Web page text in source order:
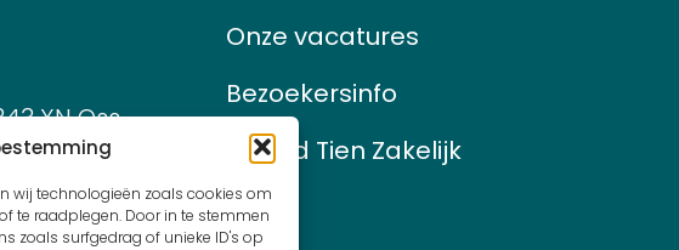
wij technologieën zoals cookies om
te raadplegen. Door in te stemmen
zoals surfgedrag of unieke ID's op
XN Oss
Onze vacatures
Bezoekersinfo
Strand Tien Zakelijk